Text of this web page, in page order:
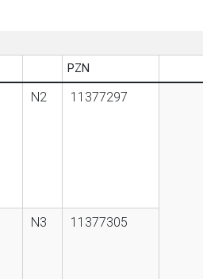
PZN
N2
11377297
N3 11377305